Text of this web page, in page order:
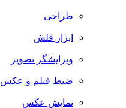
طراحی
ابزار فلش
ویرایشگر تصویر
ضبط فيلم و عكس
نمایش عکس